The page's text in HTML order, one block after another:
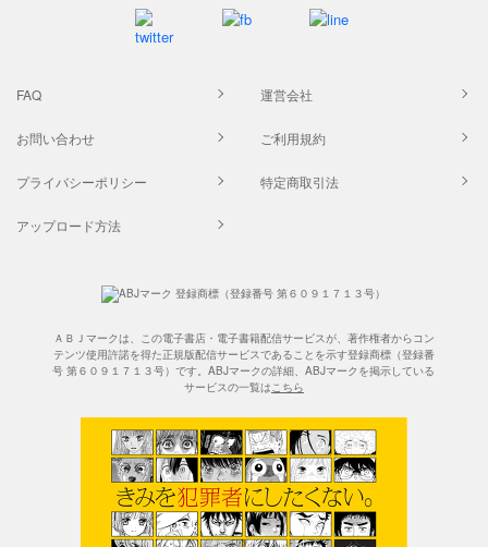
FAQ 運営会社
お問い合わせ ご利用規約
プライバシーポリシー 特定商取引法
アップロード方法
ＡＢＪマークは、この電子書店・電子書籍配信サービスが、著作権者からコン
テンツ使用許諾を得た正規版配信サービスであることを示す登録商標（登録番
号 第６０９１７１３号）です。ABJマークの詳細、ABJマークを掲示している
サービスの一覧はこちら